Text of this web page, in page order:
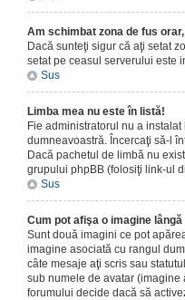
Am schimbat zona de fus
Dacă sunteţi sigur că aţi setat
setat pe ceasul serverului este
Sus
Limba mea nu este în listă!
Fie administratorul nu a
dumneavoastră. Încercaţi să-l
Dacă pachetul de limbă nu
grupului phpBB (folosiţi link-ul
Sus
Cum pot afişa o imagine
Sunt două imagini ce pot
imagine asociată cu rangul
câte mesaje aţi scris sau
sub numele de avatar (imagine
forumului decide dacă să